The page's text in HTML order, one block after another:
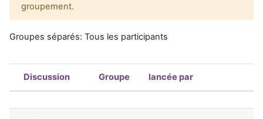
groupement.
Groupes séparés: Tous les participants
Statut
Discussion Groupe lancée par